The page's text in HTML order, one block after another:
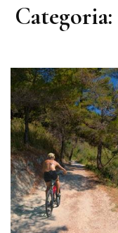
Categoria: